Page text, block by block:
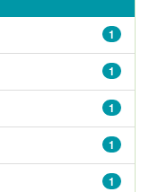
1
1
1
1
1